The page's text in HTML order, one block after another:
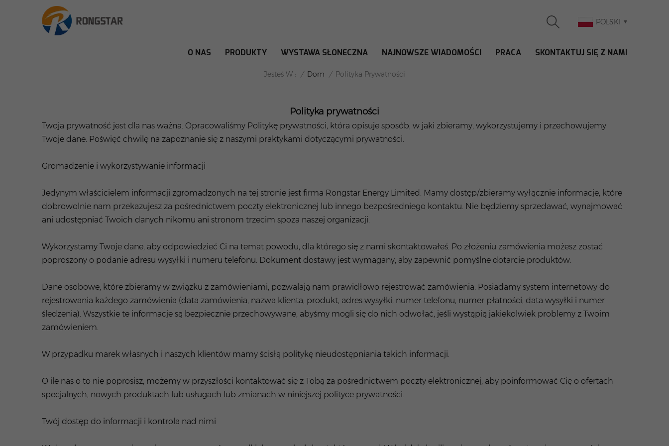
POLSKI
O NAS PRODUKTY WYSTAWA SŁONECZNA NAJNOWSZE WIADOMOŚCI PRACA SKONTAKTUJ SIĘ Z NAMI
POLITYKA PRYWATNOŚCI
Jesteś W : / Dom / Polityka Prywatności
Polityka prywatności
Twoja prywatność jest dla nas ważna. Opracowaliśmy Politykę prywatności, która opisuje sposób, w jaki zbieramy, wykorzystujemy i przechowujemy
Twoje dane. Poświęć chwilę na zapoznanie się z naszymi praktykami dotyczącymi prywatności.
Gromadzenie i wykorzystywanie informacji
Jedynym właścicielem informacji zgromadzonych na tej stronie jest firma Rongstar Energy Limited. Mamy dostęp/zbieramy wyłącznie informacje, które
dobrowolnie nam przekazujesz za pośrednictwem poczty elektronicznej lub innego bezpośredniego kontaktu. Nie będziemy sprzedawać, wynajmować
ani udostępniać Twoich danych nikomu ani stronom trzecim spoza naszej organizacji.
Wykorzystamy Twoje dane, aby odpowiedzieć Ci na temat powodu, dla którego się z nami skontaktowałeś. Po złożeniu zamówienia możesz zostać
poproszony o podanie adresu wysyłki i numeru telefonu. Dokument dostawy jest wymagany, aby zapewnić pomyślne dotarcie produktów.
Dane osobowe, które zbieramy w związku z zamówieniami, pozwalają nam prawidłowo rejestrować zamówienia. Posiadamy system internetowy do
rejestrowania każdego zamówienia (data zamówienia, nazwa klienta, produkt, adres wysyłki, numer telefonu, numer płatności, data wysyłki i numer
śledzenia). Wszystkie te informacje są bezpiecznie przechowywane, abyśmy mogli się do nich odwołać, jeśli wystąpią jakiekolwiek problemy z Twoim
zamówieniem.
W przypadku marek własnych i naszych klientów mamy ścisłą politykę nieudostępniania takich informacji.
O ile nas o to nie poprosisz, możemy w przyszłości kontaktować się z Tobą za pośrednictwem poczty elektronicznej, aby poinformować Cię o ofertach
specjalnych, nowych produktach lub usługach lub zmianach w niniejszej polityce prywatności.
Twój dostęp do informacji i kontrola nad nimi